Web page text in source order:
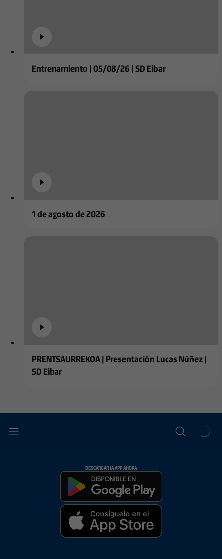
Entrenamiento | 05/08/26 | SD Eibar
1 de agosto de 2026
PRENTSAURREKOA | Presentación Lucas Núñez |
SD Eibar
DESCARGAR LA APP AHORA